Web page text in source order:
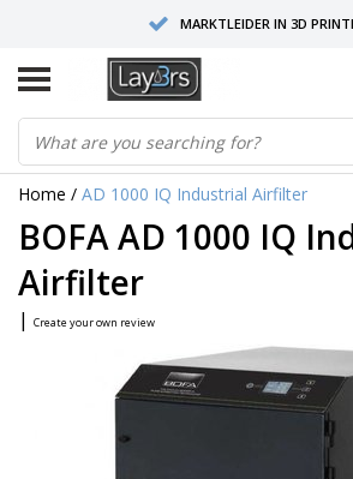
MARKTLEIDER IN 3D
HOOGWAARDIGE SERVICE EN
FYSIEKE SHOWROOMS
Home / AD 1000 IQ Industrial Airfilter
BOFA AD 1000 IQ
Airfilter
| Create your own review